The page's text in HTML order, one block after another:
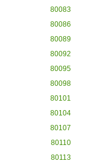
80083
80086
80089
80092
80095
80098
80101
80104
80107
80110
80113